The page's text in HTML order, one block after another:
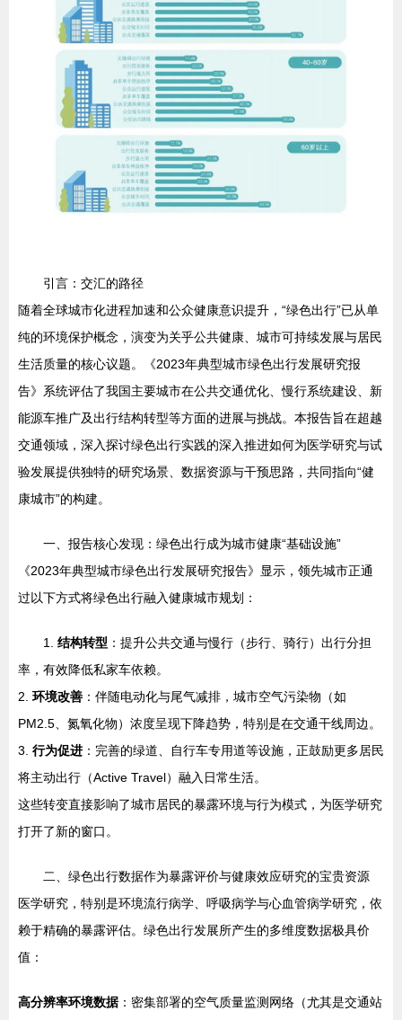
引言：交汇的路径
随着全球城市化进程加速和公众健康意识提升，“绿色出行”已从单
纯的环境保护概念，演变为关乎公共健康、城市可持续发展与居民
生活质量的核心议题。《2023年典型城市绿色出行发展研究报
告》系统评估了我国主要城市在公共交通优化、慢行系统建设、新
能源车推广及出行结构转型等方面的进展与挑战。本报告旨在超越
交通领域，深入探讨绿色出行实践的深入推进如何为医学研究与试
验发展提供独特的研究场景、数据资源与干预思路，共同指向“健
康城市”的构建。
一、报告核心发现：绿色出行成为城市健康“基础设施”
《2023年典型城市绿色出行发展研究报告》显示，领先城市正通
过以下方式将绿色出行融入健康城市规划：
1. 结构转型 ：提升公共交通与慢行（步行、骑行）出行分担
率，有效降低私家车依赖。
2. 环境改善 ：伴随电动化与尾气减排，城市空气污染物（如
PM2.5、氮氧化物）浓度呈现下降趋势，特别是在交通干线周边。
3. 行为促进 ：完善的绿道、自行车专用道等设施，正鼓励更多居民
将主动出行（Active Travel）融入日常生活。
这些转变直接影响了城市居民的暴露环境与行为模式，为医学研究
打开了新的窗口。
二、绿色出行数据作为暴露评价与健康效应研究的宝贵资源
医学研究，特别是环境流行病学、呼吸病学与心血管病学研究，依
赖于精确的暴露评估。绿色出行发展所产生的多维度数据极具价
值：
高分辨率环境数据：密集部署的空气质量监测网络（尤其是交通站